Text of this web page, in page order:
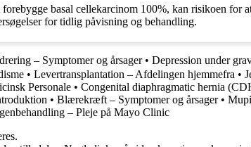
basal cellekarcinom 100%, kan risikoen
for tidlig påvisning og behandling.
– Symptomer og årsager• Depression under
• Levertransplantation – Afdelingen hjemmefra •
Personale • Congenital diaphragmatic hernia
• Blærekræft – Symptomer og årsager•
– Pleje på Mayo Clinic